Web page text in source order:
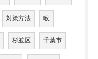
対策方法 喉
杉並区 千葉市